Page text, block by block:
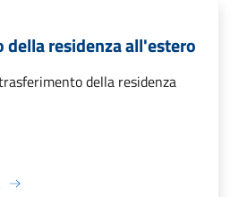
residenza all'estero
della residenza